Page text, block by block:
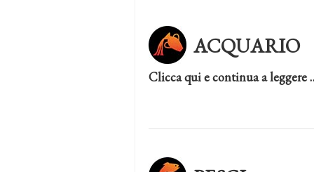
ACQUARIO
Clicca qui e continua a leggere